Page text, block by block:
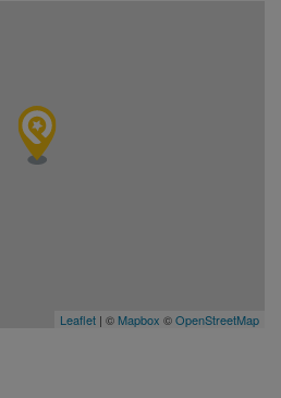
Leaflet | © Mapbox ©OpenStreetMap